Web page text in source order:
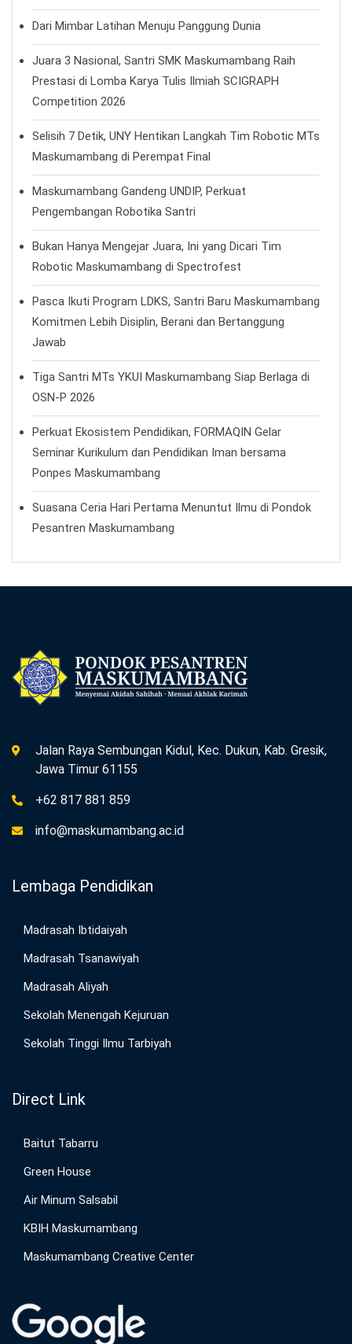
Dari Mimbar Latihan Menuju Panggung Dunia
Juara 3 Nasional, Santri SMK Maskumambang Raih
Prestasi di Lomba Karya Tulis Ilmiah SCIGRAPH
Competition 2026
Selisih 7 Detik, UNY Hentikan Langkah Tim Robotic MTs
Maskumambang di Perempat Final
Maskumambang Gandeng UNDIP, Perkuat
Pengembangan Robotika Santri
Bukan Hanya Mengejar Juara, Ini yang Dicari Tim
Robotic Maskumambang di Spectrofest
Pasca Ikuti Program LDKS, Santri Baru Maskumambang
Komitmen Lebih Disiplin, Berani dan Bertanggung
Jawab
Tiga Santri MTs YKUI Maskumambang Siap Berlaga di
OSN-P 2026
Perkuat Ekosistem Pendidikan, FORMAQIN Gelar
Seminar Kurikulum dan Pendidikan Iman bersama
Ponpes Maskumambang
Suasana Ceria Hari Pertama Menuntut Ilmu di Pondok
Pesantren Maskumambang
Jalan Raya Sembungan Kidul, Kec. Dukun, Kab. Gresik,
Jawa Timur 61155
+62 817 881 859
info@maskumambang.ac.id
Lembaga Pendidikan
Madrasah Ibtidaiyah
Madrasah Tsanawiyah
Madrasah Aliyah
Sekolah Menengah Kejuruan
Sekolah Tinggi Ilmu Tarbiyah
Direct Link
Baitut Tabarru
Green House
Air Minum Salsabil
KBIH Maskumambang
Maskumambang Creative Center